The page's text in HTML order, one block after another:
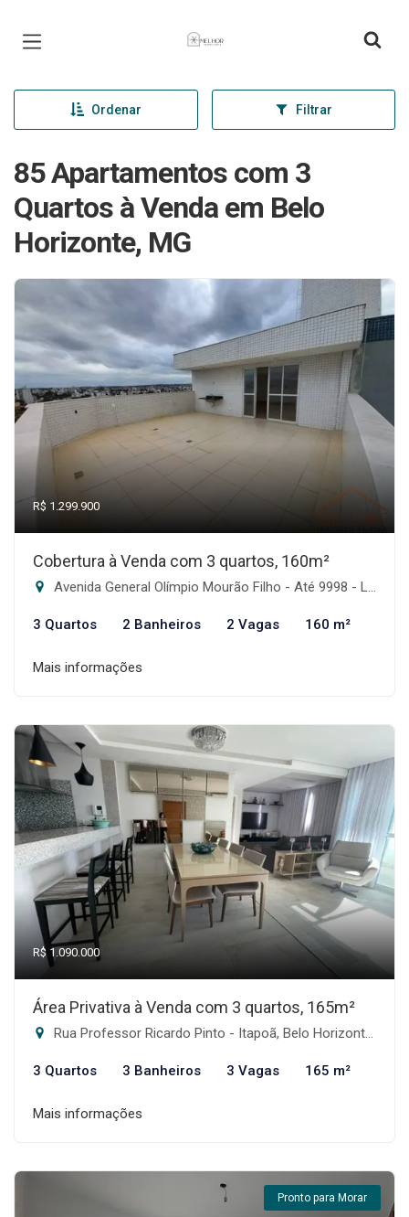
Página inicial
Ordenar Filtrar
85 Apartamentos com 3
Quartos à Venda em Belo
Horizonte, MG
R$ 1.299.900
Cobertura à Venda com 3 quartos, 160m²
Avenida General Olímpio Mourão Filho - Até 9998 - Lado Par - Itapoã, Belo Horizonte-MG
3 Quartos 2 Banheiros 2 Vagas 160 m²
Mais informações
R$ 1.090.000
Área Privativa à Venda com 3 quartos, 165m²
Rua Professor Ricardo Pinto - Itapoã, Belo Horizonte-MG
3 Quartos 3 Banheiros 3 Vagas 165 m²
Mais informações
Pronto para Morar